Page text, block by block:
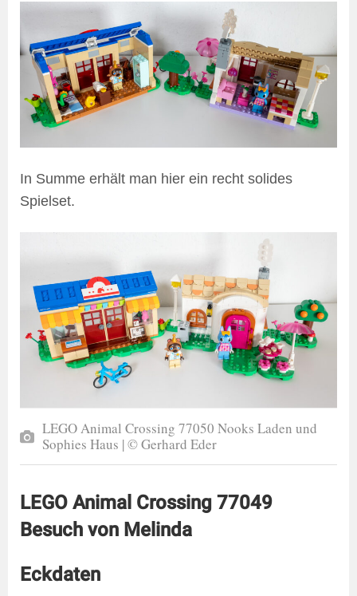
In Summe erhält man hier ein recht solides
Spielset.
LEGO Animal Crossing 77050 Nooks Laden und
Sophies Haus | © Gerhard Eder
LEGO Animal Crossing 77049
Besuch von Melinda
Eckdaten